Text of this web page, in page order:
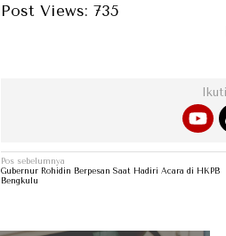
Post Views: 735
Dapat
Navigasi
pos
Pos sebelumnya
Gubernur Rohidin Berpesan Saat Hadiri Acara di HKPB
Bengkulu